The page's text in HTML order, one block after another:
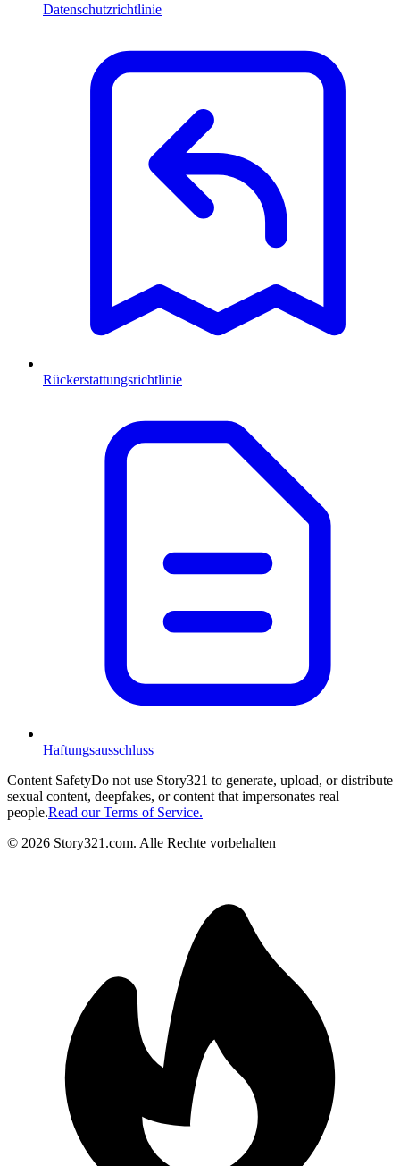
Datenschutzrichtlinie
Rückerstattungsrichtlinie
Haftungsausschluss
Content SafetyDo not use Story321 to generate, upload, or distribute
sexual content, deepfakes, or content that impersonates real
people.Read our Terms of Service.
© 2026 Story321.com. Alle Rechte vorbehalten